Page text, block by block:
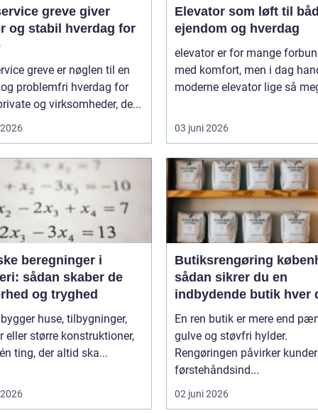
greve giver
og stabil hverdag for
greve er nøglen til en
problemfri hverdag for
og virksomheder, de...
Elevator som løft til
ejendom og hverdag
elevator er for mange
med komfort, men i dag
moderne elevator lige så
03 juni 2026
beregninger i
sådan skaber de
og tryghed
huse, tilbygninger,
eller større konstruktioner,
ting, der altid ska...
Butiksrengøring
sådan sikrer du en
indbydende butik hver
En ren butik er mere end
gulve og støvfri hylder.
Rengøringen påvirker
førstehåndsind...
02 juni 2026